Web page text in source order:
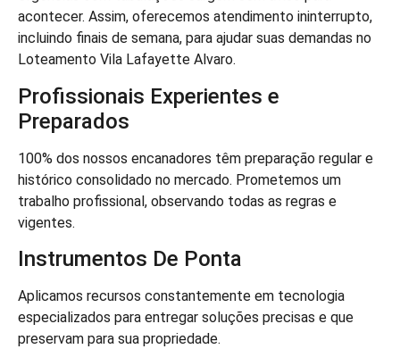
acontecer. Assim, oferecemos atendimento ininterrupto,
incluindo finais de semana, para ajudar suas demandas no
Loteamento Vila Lafayette Alvaro.
Profissionais Experientes e
Preparados
100% dos nossos encanadores têm preparação regular e
histórico consolidado no mercado. Prometemos um
trabalho profissional, observando todas as regras e
vigentes.
Instrumentos De Ponta
Aplicamos recursos constantemente em tecnologia
especializados para entregar soluções precisas e que
preservam para sua propriedade.